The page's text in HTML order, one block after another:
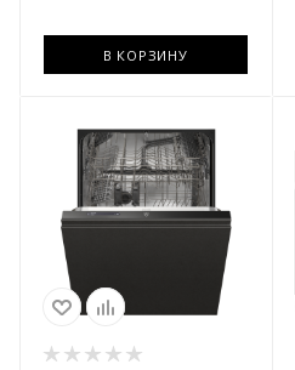
В КОРЗИНУ